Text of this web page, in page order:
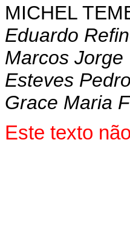
MICHEL
Eduardo
Marcos Jorge
Esteves
Grace Maria
Este texto